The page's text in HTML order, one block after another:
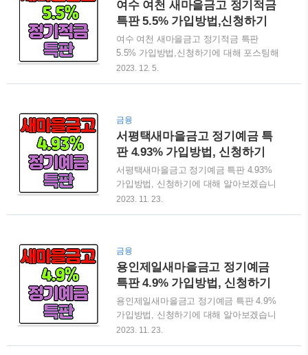
됩니다. 특히, 경영실태평가 1등급인 곳은
더욱 빠르게 한도가 소진되는 편이니 가입
드립니다. 그럼 바로 구미 도량 새마을금
고 정기적금 특판 5.05% 가입방법,신청하
기 등에 대해 자세히 알아보겠습니다. 🔍
도량새마을금고 정기적금 특판가입👆 구미
품 안내 경북 구미시 야은로에 위치한 도
량 새마을금고에서 최고금리 5.05% 정기
적금 특판 상품이 출시되었습니다. 상..
여수 여천 새마을금고 정기적금
특판 5.5% 가입방법,신청하기
여수 여천 새마을금고 정기적금 특판
5.5% 가입방법,신청하기에 대해 포스팅해
보겠습니다. 특판 예적금은 한도소진 시간
면 판매가 종료된거라 생각하시면 됩니다.
또한, 상호금융권의 특판 예금 및 적금을
가입하실 때 반드시 정기공시 경영지표들
드릴 예정이니 꼼꼼히 읽어보시는걸 추천
드립니다. 그럼 바로 여수 여천 새마을금
고 정기적금 특판 5.5% 가입방법,신청하
기 등에 대해 자세히 알아보겠습니다. 🔍
수 여천 새마을금고 정기적금 특판 5.5%
상품 안내 전남 여수시 쌍봉로에 위치한
여천 새마을금고에서 최고금리 5.5% ..
2023. 12. 5.
금융
서평택새마을금고 정기예금 특
판 4.93% 가입방법, 신청하기
서평택새마을금고 정기예금 특판 4.93%
가입방법, 신청하기에 대해 알아보겠습니
다. 특판 예금 상품은 한도 소진 시간이 엄
않거나 금리가 다르다면 한도가 소진되어
조기 종료 된 것이라고 생각하시면 됩니
다. 하지만 아무리 급해도 상호금융권 특
공시 경영지표들을 확인하시고 가입하셔
야 합니다. 그럼 바로 서평택새마을금고
정기예금 특판 4.93% 가입방법, 신청하기
등에 대해 자세히 알아보겠습니다. 🔍서평
2023. 11. 23.
금융
용인제일새마을금고 정기예금
특판 4.9% 가입방법, 신청하기
용인제일새마을금고 정기예금 특판 4.9%
가입방법, 신청하기에 대해 알아보겠습니
다. 특판 예금은 한도 소진이 매우 빠릅니
2023. 11. 23.